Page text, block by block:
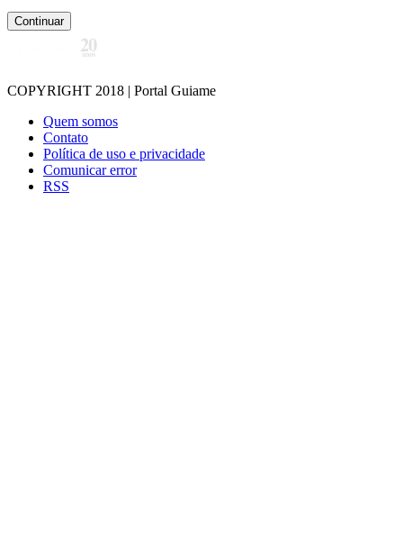
Continuar
COPYRIGHT 2018 | Portal Guiame
Quem somos
Contato
Política de uso e privacidade
Comunicar error
RSS